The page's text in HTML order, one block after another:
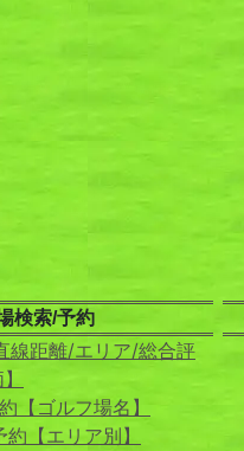
検索/予約
線距離/エリア/総合評
【ゴルフ場名】
【エリア別】